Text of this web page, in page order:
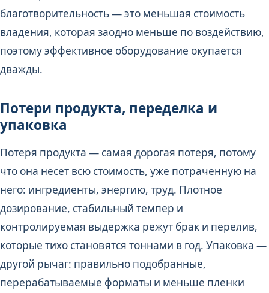
благотворительность — это меньшая стоимость
владения, которая заодно меньше по воздействию,
поэтому эффективное оборудование окупается
дважды.
Потери продукта, переделка и
упаковка
Потеря продукта — самая дорогая потеря, потому
что она несет всю стоимость, уже потраченную на
него: ингредиенты, энергию, труд. Плотное
дозирование, стабильный темпер и
контролируемая выдержка режут брак и перелив,
которые тихо становятся тоннами в год. Упаковка —
другой рычаг: правильно подобранные,
перерабатываемые форматы и меньше пленки